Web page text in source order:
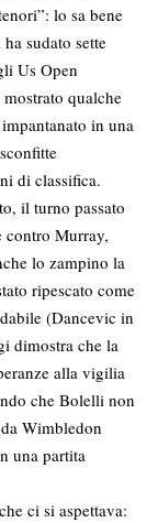
lo sa bene
sudato sette
Us Open
qualche
in una
di classifica.
il turno passato
contro Murray,
lo zampino la
ripescato come
(Dancevic in
dimostra che la
alla vigilia
che Bolelli non
Wimbledon
una partita
ci si aspettava: